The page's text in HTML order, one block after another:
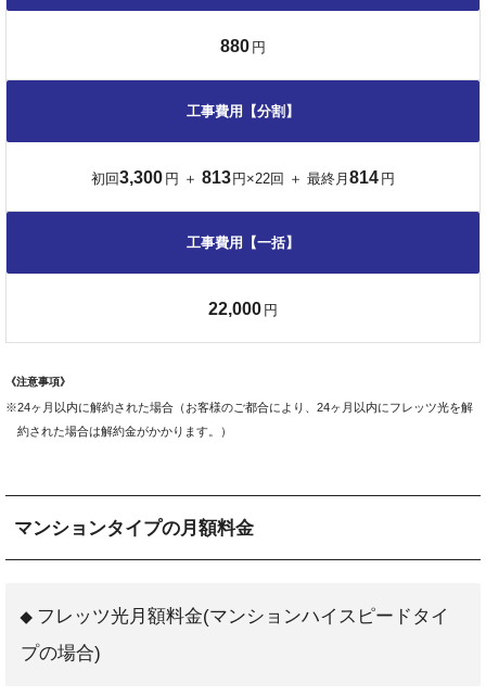
880 円
工事費用【分割】
初回3,300 円 ＋ 813 円×22回 ＋ 最終月814 円
工事費用【一括】
22,000 円
《注意事項》
※24ヶ月以内に解約された場合（お客様のご都合により、24ヶ月以内にフレッツ光を解
約された場合は解約金がかかります。）
マンションタイプの月額料金
フレッツ光月額料金(マンションハイスピードタイ
プの場合)